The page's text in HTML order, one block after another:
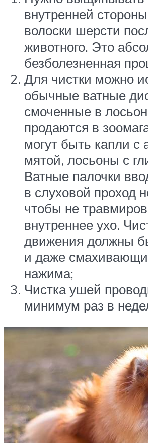
внутренней
волоски шерсти
животного. Это
безболезненная
Для чистки можно
обычные ватные
смоченные в
продаются в
могут быть капли с
мятой, лосьоны с
Ватные палочки
в слуховой проход
чтобы не
внутреннее ухо.
движения должны
и даже
нажима;
Чистка ушей
минимум раз в